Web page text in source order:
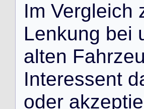
Im Vergleich
Lenkung bei
alten Fahrzeu
Interessent d
oder akzeptie